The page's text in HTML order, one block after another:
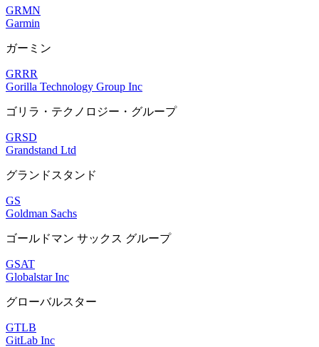
GRMN
Garmin
ガーミン
GRRR
Gorilla Technology Group Inc
ゴリラ・テクノロジー・グループ
GRSD
Grandstand Ltd
グランドスタンド
GS
Goldman Sachs
ゴールドマン サックス グループ
GSAT
Globalstar Inc
グローバルスター
GTLB
GitLab Inc